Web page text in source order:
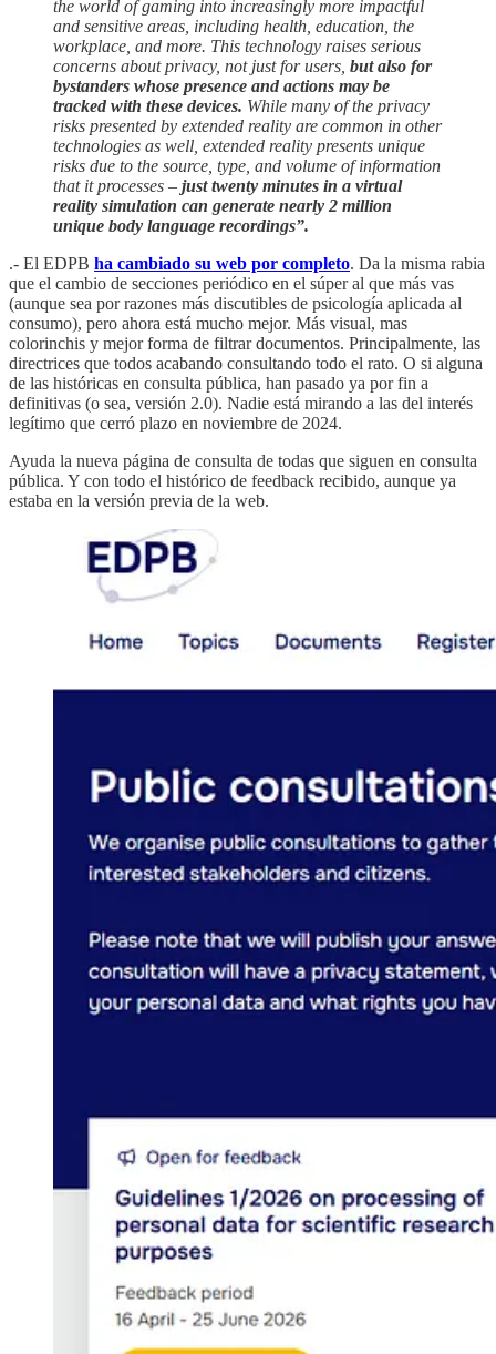
the world of gaming into increasingly more impactful
and sensitive areas, including health, education, the
workplace, and more. This technology raises serious
concerns about privacy, not just for users, but also for
bystanders whose presence and actions may be
tracked with these devices. While many of the privacy
risks presented by extended reality are common in other
technologies as well, extended reality presents unique
risks due to the source, type, and volume of information
that it processes – just twenty minutes in a virtual
reality simulation can generate nearly 2 million
unique body language recordings”.
.- El EDPB ha cambiado su web por completo. Da la misma rabia
que el cambio de secciones periódico en el súper al que más vas
(aunque sea por razones más discutibles de psicología aplicada al
consumo), pero ahora está mucho mejor. Más visual, mas
colorinchis y mejor forma de filtrar documentos. Principalmente, las
directrices que todos acabando consultando todo el rato. O si alguna
de las históricas en consulta pública, han pasado ya por fin a
definitivas (o sea, versión 2.0). Nadie está mirando a las del interés
legítimo que cerró plazo en noviembre de 2024.
Ayuda la nueva página de consulta de todas que siguen en consulta
pública. Y con todo el histórico de feedback recibido, aunque ya
estaba en la versión previa de la web.